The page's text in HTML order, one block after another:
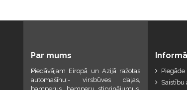
Par mums
Piedāvājam Eiropā un Azijā ražotas
automašīnu:- virsbūves daļas,
Piegāde
Saistību